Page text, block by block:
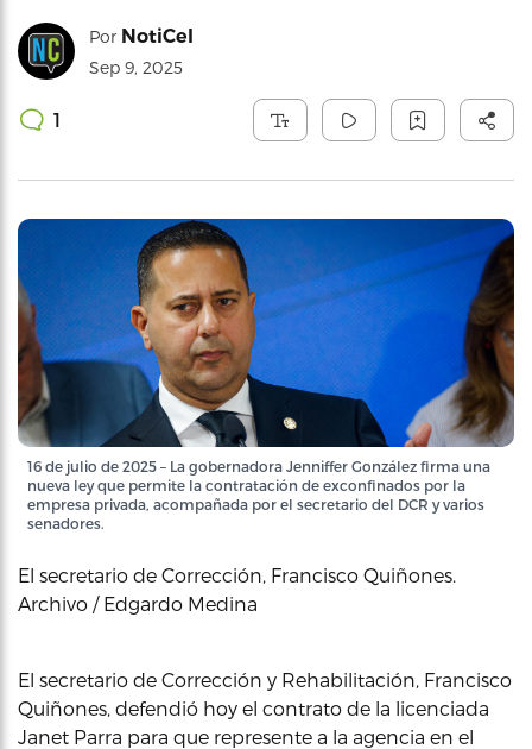
Por NotiCel
Sep 9, 2025
1
16 de julio de 2025 – La gobernadora Jenniffer González firma una
nueva ley que permite la contratación de exconfinados por la
empresa privada, acompañada por el secretario del DCR y varios
senadores.
El secretario de Corrección, Francisco Quiñones.
Archivo / Edgardo Medina
El secretario de Corrección y Rehabilitación, Francisco
Quiñones, defendió hoy el contrato de la licenciada
Janet Parra para que represente a la agencia en el